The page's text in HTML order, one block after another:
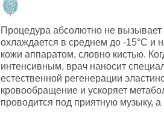
Процедура абсолютно не вызывает
охлаждается в среднем до -15°С и
кожи аппаратом, словно кистью.
интенсивным, врач наносит
естественной регенерации
кровообращение и ускоряет
проводится под приятную музыку,